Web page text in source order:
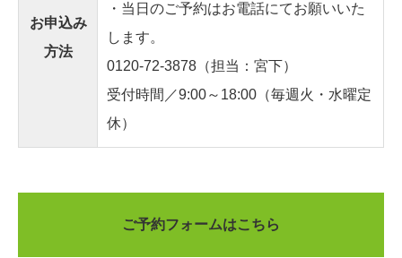
お申込み
方法
・当日のご予約はお電話にてお願いいた
します。
0120-72-3878 （担当：宮下）
受付時間／9:00～18:00（毎週火・水曜定
休）
ご予約フォームはこちら